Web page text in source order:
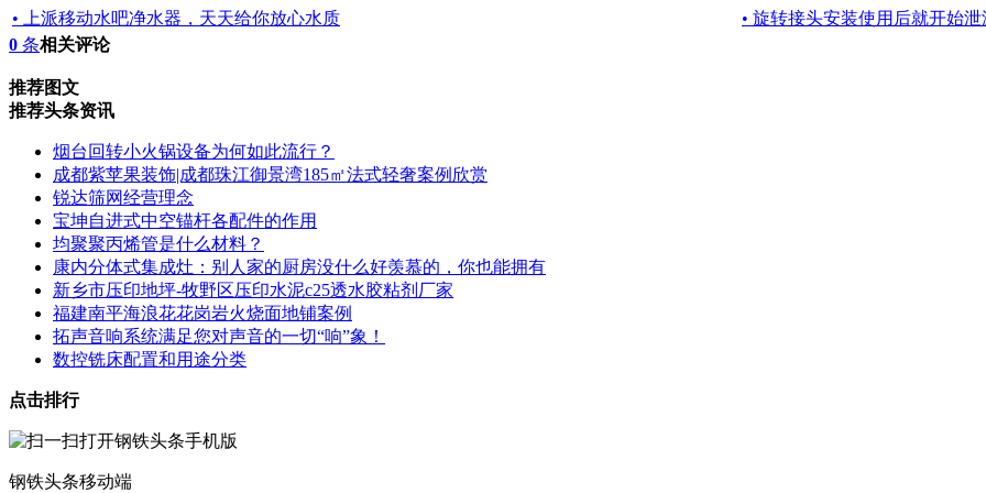
• 上派移动水吧净水器，天天给你放心水质
• 旋转接头安装使用后就开始
0 条相关评论
推荐图文
推荐头条资讯
烟台回转小火锅设备为何如此流行？
成都紫苹果装饰|成都珠江御景湾185㎡法式轻奢案例欣赏
锐达筛网经营理念
宝坤自进式中空锚杆各配件的作用
均聚聚丙烯管是什么材料？
康内分体式集成灶：别人家的厨房没什么好羡慕的，你也能拥有
新乡市压印地坪-牧野区压印水泥c25透水胶粘剂厂家
福建南平海浪花花岗岩火烧面地铺案例
拓声音响系统满足您对声音的一切“响”象！
数控铣床配置和用途分类
点击排行
钢铁头条移动端